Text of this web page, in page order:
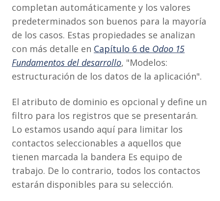
completan automáticamente y los valores
predeterminados son buenos para la mayoría
de los casos. Estas propiedades se analizan
con más detalle en Capítulo 6 de Odoo 15
Fundamentos del desarrollo, "Modelos:
estructuración de los datos de la aplicación".
El atributo de dominio es opcional y define un
filtro para los registros que se presentarán.
Lo estamos usando aquí para limitar los
contactos seleccionables a aquellos que
tienen marcada la bandera Es equipo de
trabajo. De lo contrario, todos los contactos
estarán disponibles para su selección.